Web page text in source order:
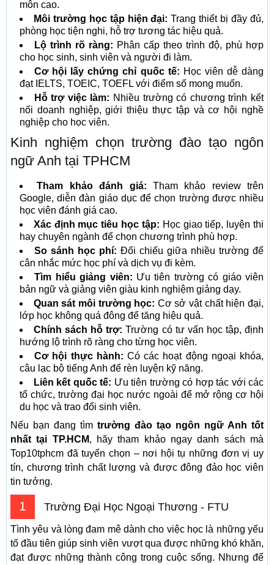
môn cao.
Môi trường học tập hiện đại: Trang thiết bị đầy đủ,
phòng học tiện nghi, hỗ trợ tương tác hiệu quả.
Lộ trình rõ ràng: Phân cấp theo trình độ, phù hợp
cho học sinh, sinh viên và người đi làm.
Cơ hội lấy chứng chỉ quốc tế: Học viên dễ dàng
đạt IELTS, TOEIC, TOEFL với điểm số mong muốn.
Hỗ trợ việc làm: Nhiều trường có chương trình kết
nối doanh nghiệp, giới thiệu thực tập và cơ hội nghề
nghiệp cho học viên.
Kinh nghiệm chọn trường đào tạo ngôn
ngữ Anh tại TPHCM
Tham khảo đánh giá: Tham khảo review trên
Google, diễn đàn giáo dục để chọn trường được nhiều
học viên đánh giá cao.
Xác định mục tiêu học tập: Học giao tiếp, luyện thi
hay chuyên ngành để chọn chương trình phù hợp.
So sánh học phí: Đối chiếu giữa nhiều trường để
cân nhắc mức học phí và dịch vụ đi kèm.
Tìm hiểu giảng viên: Ưu tiên trường có giáo viên
bản ngữ và giảng viên giàu kinh nghiệm giảng dạy.
Quan sát môi trường học: Cơ sở vật chất hiện đại,
lớp học không quá đông để tăng hiệu quả.
Chính sách hỗ trợ: Trường có tư vấn học tập, định
hướng lộ trình rõ ràng cho từng học viên.
Cơ hội thực hành: Có các hoạt động ngoại khóa,
câu lạc bộ tiếng Anh để rèn luyện kỹ năng.
Liên kết quốc tế: Ưu tiên trường có hợp tác với các
tổ chức, trường đại học nước ngoài để mở rộng cơ hội
du học và trao đổi sinh viên.
Nếu bạn đang tìm trường đào tạo ngôn ngữ Anh tốt
nhất tại TP.HCM, hãy tham khảo ngay danh sách mà
Top10tphcm đã tuyển chọn – nơi hội tụ những đơn vị uy
tín, chương trình chất lượng và được đông đảo học viên
tin tưởng.
1 Trường Đại Học Ngoại Thương - FTU
Tình yêu và lòng đam mê dành cho việc học là những yếu
tố đầu tiên giúp sinh viên vượt qua được những khó khăn,
đạt được những thành công trong cuộc sống. Nhưng để